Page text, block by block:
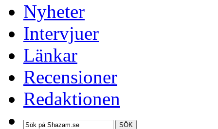
Nyheter
Intervjuer
Länkar
Recensioner
Redaktionen
SÖK